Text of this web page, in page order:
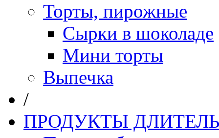
Торты, пирожные
Сырки в шоколаде
Мини торты
Выпечка
/
ПРОДУКТЫ